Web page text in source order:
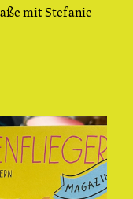
mit Stefanie